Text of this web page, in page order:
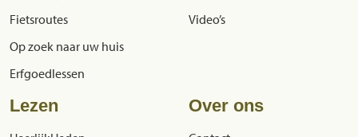
Fietsroutes
Op zoek naar uw huis
Erfgoedlessen
Video’s
Lezen Over ons